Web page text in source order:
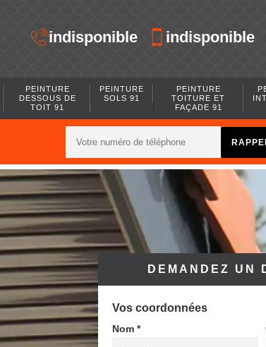
indisponible indisponible
PEINTURE
DESSOUS DE
TOIT 91
PEINTURE
SOLS 91
PEINTURE
TOITURE ET
FAÇADE 91
DEMANDEZ UN
Vos coordonnées
Nom *